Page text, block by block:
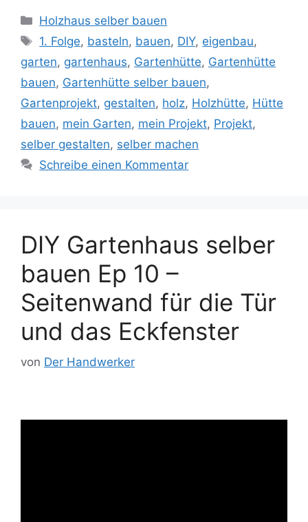
Kategorien
Holzhaus selber bauen
Schlagwörter
1. Folge, basteln, bauen, DIY, eigenbau,
garten, gartenhaus, Gartenhütte, Gartenhütte
bauen, Gartenhütte selber bauen,
Gartenprojekt, gestalten, holz, Holzhütte, Hütte
bauen, mein Garten, mein Projekt, Projekt,
selber gestalten, selber machen
Schreibe einen Kommentar
DIY Gartenhaus selber
bauen Ep 10 –
Seitenwand für die Tür
und das Eckfenster
von Der Handwerker